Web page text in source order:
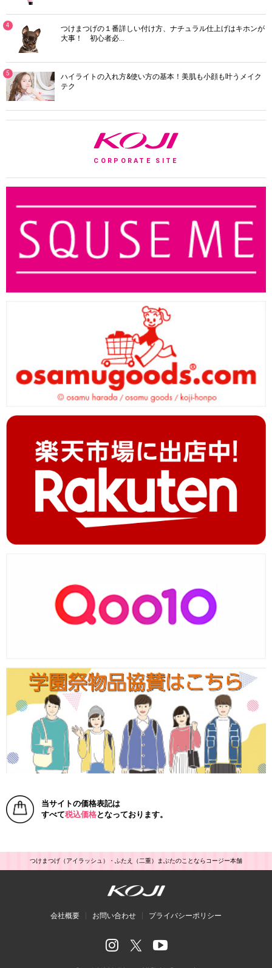
4
つけまつげの１番詳しい付け方、ナチュラル仕上げはキホンが
大事！ 初心者必…
5
ハイライトの入れ方&使い方の基本！美肌も小顔も叶うメイク
テク
CORPORATE SITE
当サイトの価格表記は
すべて税込価格となっております。
つけまつげ（アイラッシュ）・ふたえ（二重）まぶたのことならコージー本舗
会社概要 お問い合わせ プライバシーポリシー